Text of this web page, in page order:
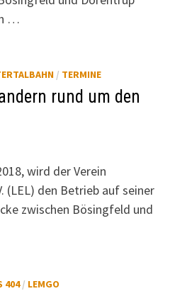
…
/ TERMINE
rund um den
wird der Verein
(LEL) den Betrieb auf seiner
zwischen Bösingfeld und
404/ LEMGO